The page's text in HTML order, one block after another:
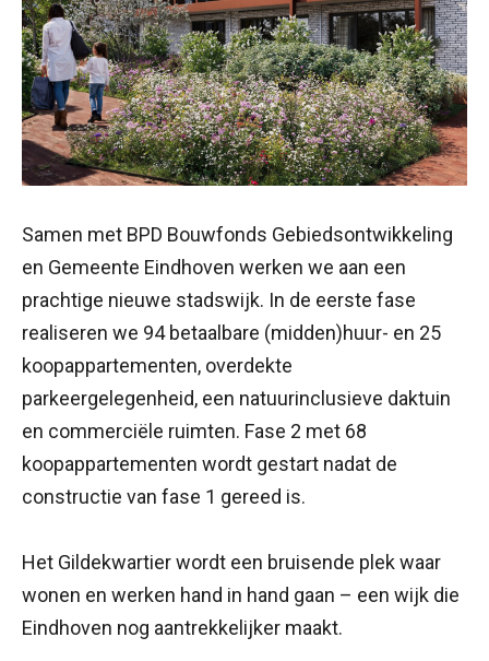
Samen met BPD Bouwfonds Gebiedsontwikkeling
en Gemeente Eindhoven werken we aan een
prachtige nieuwe stadswijk. In de eerste fase
realiseren we 94 betaalbare (midden)huur- en 25
koopappartementen, overdekte
parkeergelegenheid, een natuurinclusieve daktuin
en commerciële ruimten. Fase 2 met 68
koopappartementen wordt gestart nadat de
constructie van fase 1 gereed is.
Het Gildekwartier wordt een bruisende plek waar
wonen en werken hand in hand gaan – een wijk die
Eindhoven nog aantrekkelijker maakt.